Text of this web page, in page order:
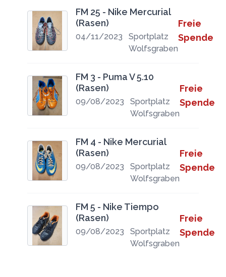
FM 25 - Nike Mercurial
(Rasen)
04/11/2023
Sportplatz
Wolfsgraben
Freie
Spende
FM 3 - Puma V 5.10
(Rasen)
09/08/2023
Sportplatz
Wolfsgraben
Freie
Spende
FM 4 - Nike Mercurial
(Rasen)
09/08/2023
Sportplatz
Wolfsgraben
Freie
Spende
FM 5 - Nike Tiempo
(Rasen)
09/08/2023
Sportplatz
Wolfsgraben
Freie
Spende